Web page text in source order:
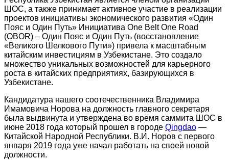
ШОС, а также принимает активное участие в реализации
проектов инициативы экономического развития «Один
Пояс и Один Путь» Инициатива One Belt One Road
(OBOR) – Один Пояс и Один Путь (восстановление
«Великого Шелкового Пути») привела к масштабным
китайским инвестициям в Узбекистане. Это создало
множество уникальных возможностей для карьерного
роста в китайских предприятиях, базирующихся в
Узбекистане.
Кандидатура нашего соотечественника Владимира
Имамовича Норова на должность главного секретаря
была выдвинута и утверждена во время саммита ШОС в
июне 2018 года который прошел в городе Qingdao —
Китайской Народной Республики. В.И. Норов с первого
января 2019 года уже начал работать на своей новой
должности.